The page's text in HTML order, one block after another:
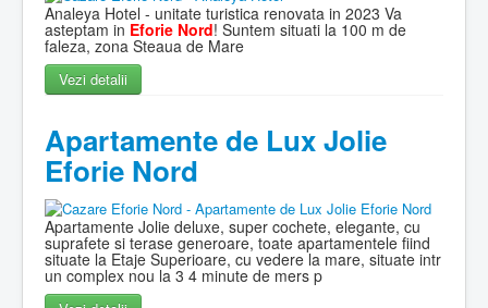
Analeya Hotel - unitate turistica renovata in 2023 Va
asteptam in Eforie Nord! Suntem situati la 100 m de
faleza, zona Steaua de Mare
Vezi detalii
Apartamente de Lux Jolie
Eforie Nord
Apartamente Jolie deluxe, super cochete, elegante, cu
suprafete si terase generoare, toate apartamentele fiind
situate la Etaje Superioare, cu vedere la mare, situate intr
un complex nou la 3 4 minute de mers p